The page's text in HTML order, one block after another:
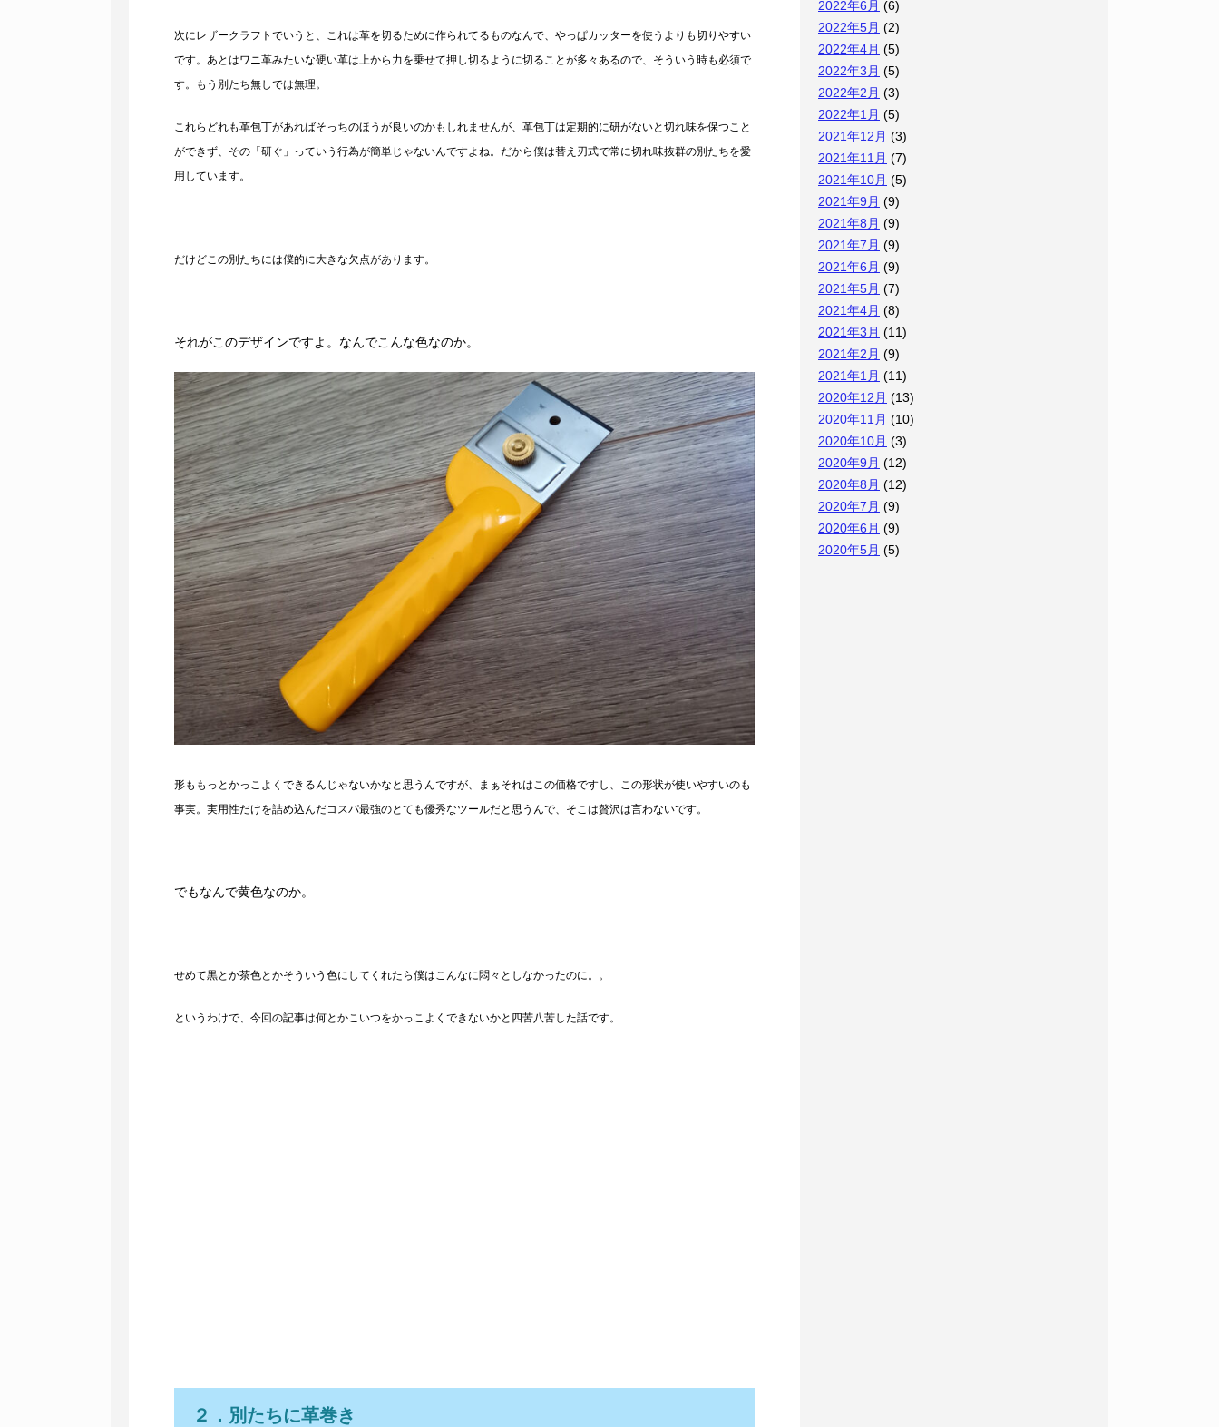
次にレザークラフトでいうと、これは革を切るために作られてるものなんで、やっぱカッターを使うよりも切りやすい
です。あとはワニ革みたいな硬い革は上から力を乗せて押し切るように切ることが多々あるので、そういう時も必須で
す。もう別たち無しでは無理。
これらどれも革包丁があればそっちのほうが良いのかもしれませんが、革包丁は定期的に研がないと切れ味を保つこと
ができず、その「研ぐ」っていう行為が簡単じゃないんですよね。だから僕は替え刃式で常に切れ味抜群の別たちを愛
用しています。
だけどこの別たちには僕的に大きな欠点があります。
それがこのデザインですよ。なんでこんな色なのか。
形ももっとかっこよくできるんじゃないかなと思うんですが、まぁそれはこの価格ですし、この形状が使いやすいのも
事実。実用性だけを詰め込んだコスパ最強のとても優秀なツールだと思うんで、そこは贅沢は言わないです。
でもなんで黄色なのか。
せめて黒とか茶色とかそういう色にしてくれたら僕はこんなに悶々としなかったのに。。
というわけで、今回の記事は何とかこいつをかっこよくできないかと四苦八苦した話です。
２．別たちに革巻き
2022年6月 (6)
2022年5月 (2)
2022年4月 (5)
2022年3月 (5)
2022年2月 (3)
2022年1月 (5)
2021年12月 (3)
2021年11月 (7)
2021年10月 (5)
2021年9月 (9)
2021年8月 (9)
2021年7月 (9)
2021年6月 (9)
2021年5月 (7)
2021年4月 (8)
2021年3月 (11)
2021年2月 (9)
2021年1月 (11)
2020年12月 (13)
2020年11月 (10)
2020年10月 (3)
2020年9月 (12)
2020年8月 (12)
2020年7月 (9)
2020年6月 (9)
2020年5月 (5)